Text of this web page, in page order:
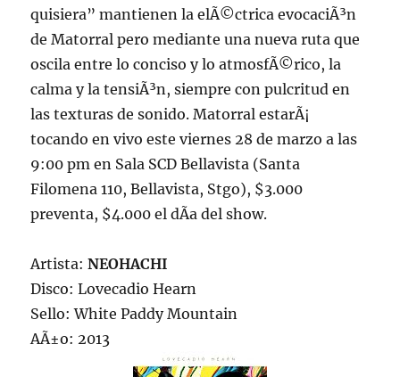
quisiera” mantienen la elÃ©ctrica evocaciÃ³n
de Matorral pero mediante una nueva ruta que
oscila entre lo conciso y lo atmosfÃ©rico, la
calma y la tensiÃ³n, siempre con pulcritud en
las texturas de sonido. Matorral estarÃ¡
tocando en vivo este viernes 28 de marzo a las
9:00 pm en Sala SCD Bellavista (Santa
Filomena 110, Bellavista, Stgo), $3.000
preventa, $4.000 el dÃ­a del show.
Artista:NEOHACHI
Disco: Lovecadio Hearn
Sello: White Paddy Mountain
AÃ±o: 2013